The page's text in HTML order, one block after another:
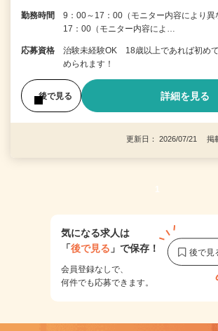
勤務時間
9：00～17：00（モニター内容により異
17：00（モニター内容によ…
応募資格
治験未経験OK 18歳以上であれば初め
められます！
後で見る 詳細を見る
更新日： 2026/07/21 掲
1
気になる求人は
「後で見る 」で保存！
会員登録なしで、
何件でも応募できます。